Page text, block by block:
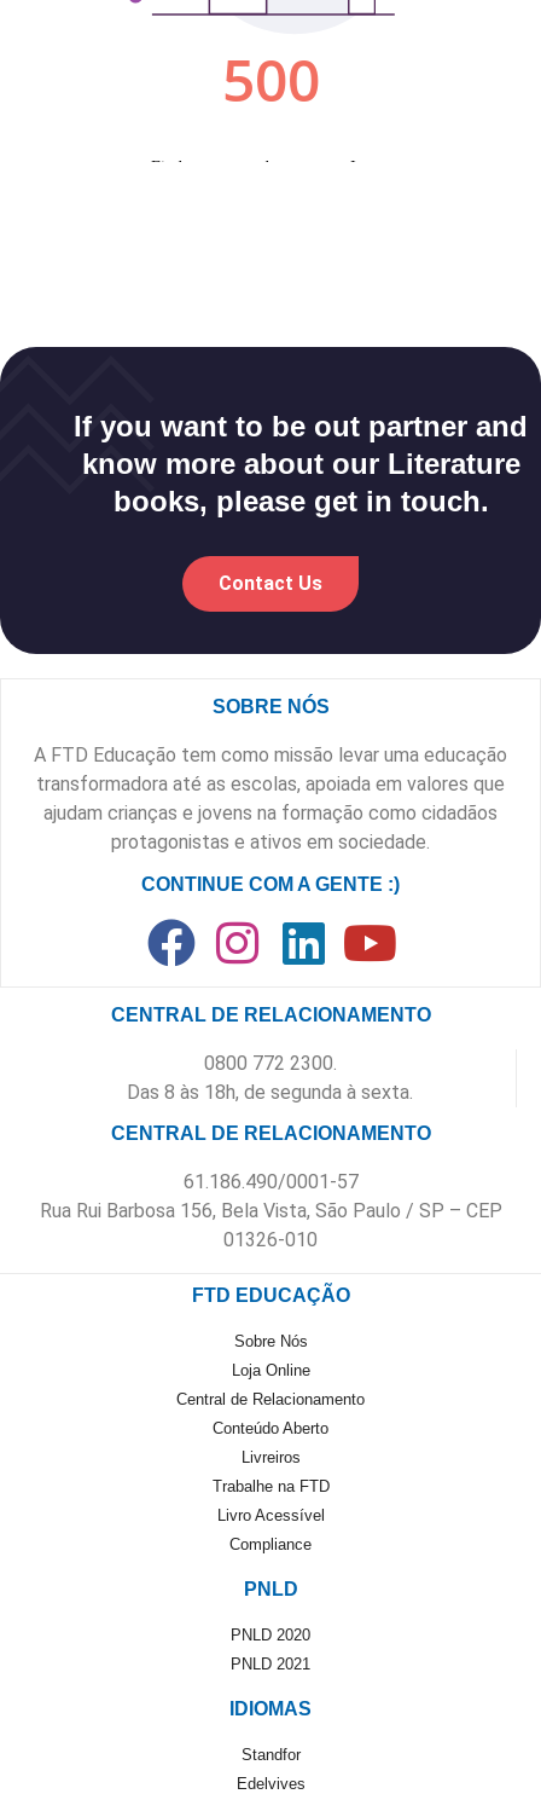
If you want to be out partner and
know more about our Literature
books, please get in touch.
Contact Us
SOBRE NÓS
A FTD Educação tem como missão levar uma educação
transformadora até as escolas, apoiada em valores que
ajudam crianças e jovens na formação como cidadãos
protagonistas e ativos em sociedade.
CONTINUE COM A GENTE :)
CENTRAL DE RELACIONAMENTO
0800 772 2300.
Das 8 às 18h, de segunda à sexta.
CENTRAL DE RELACIONAMENTO
61.186.490/0001-57
Rua Rui Barbosa 156, Bela Vista, São Paulo / SP – CEP
01326-010
FTD EDUCAÇÃO
Sobre Nós
Loja Online
Central de Relacionamento
Conteúdo Aberto
Livreiros
Trabalhe na FTD
Livro Acessível
Compliance
PNLD
PNLD 2020
PNLD 2021
IDIOMAS
Standfor
Edelvives